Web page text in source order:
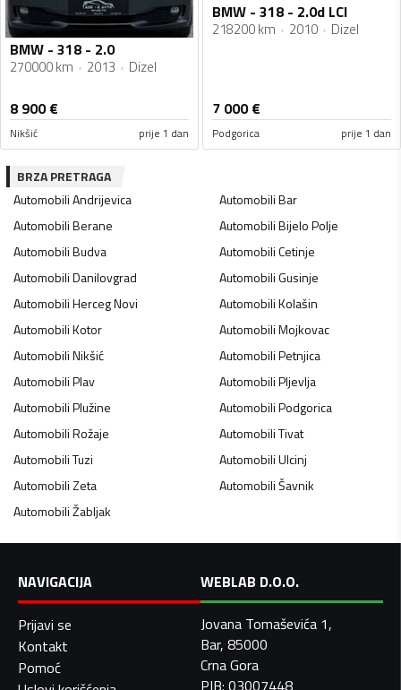
BMW - 318 - 2.0
270000 km 2013 Dizel
8 900€
Nikšić prije 1 dan
BMW - 318 - 2.0d LCI
218200 km 2010 Dizel
7 000€
Podgorica prije 1 dan
BRZA PRETRAGA
AutomobiliAndrijevica AutomobiliBar
AutomobiliBerane AutomobiliBijelo Polje
AutomobiliBudva AutomobiliCetinje
AutomobiliDanilovgrad AutomobiliGusinje
AutomobiliHerceg Novi AutomobiliKolašin
AutomobiliKotor AutomobiliMojkovac
AutomobiliNikšić AutomobiliPetnjica
AutomobiliPlav AutomobiliPljevlja
AutomobiliPlužine AutomobiliPodgorica
AutomobiliRožaje AutomobiliTivat
AutomobiliTuzi AutomobiliUlcinj
AutomobiliZeta AutomobiliŠavnik
AutomobiliŽabljak
NAVIGACIJA
Prijavi se
Kontakt
Pomoć
WEBLAB D.O.O.
Jovana Tomaševića 1,
Bar, 85000
Crna Gora
PIB: 03007448